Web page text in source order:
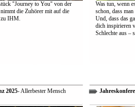
"Journey to You" von der
die Zuhörer mit auf die
zu IHM.
Was tun, wenn
schon, dass
Und, dass das
dich inspirieren
Schlechte aus –
2025- Allerbester Mensch